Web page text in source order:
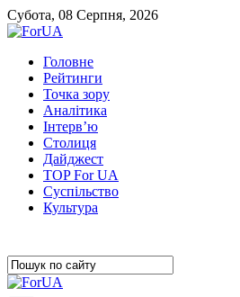
Субота, 08 Серпня, 2026
Головне
Рейтинги
Точка зору
Аналітика
Інтерв’ю
Столиця
Дайджест
TOP For UA
Суспiльство
Культура